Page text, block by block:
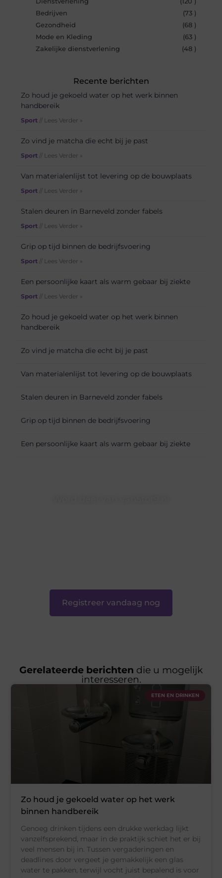
Bedrijven
(73 )
Gezondheid
(68 )
Mode en Kleding
(63 )
Zakelijke dienstverlening
(48 )
Recente berichten
Zo houd je gekoeld water op het werk binnen
handbereik
Sport // Lees Verder »
Zo vind je matcha die echt bij je past
Sport // Lees Verder »
Van materialenlijst tot levering op de bouwplaats
Sport // Lees Verder »
Stalen deuren in Barneveld zonder fabels
Sport // Lees Verder »
Grip op tijd binnen de bedrijfsvoering
Sport // Lees Verder »
Een persoonlijke kaart als warm gebaar bij ziekte
Sport // Lees Verder »
Zo houd je gekoeld water op het werk binnen
handbereik
Zo vind je matcha die echt bij je past
Van materialenlijst tot levering op de bouwplaats
Stalen deuren in Barneveld zonder fabels
Grip op tijd binnen de bedrijfsvoering
Een persoonlijke kaart als warm gebaar bij ziekte
Registreer vandaag nog
Gerelateerde berichten die u mogelijk
interesseren.
ETEN EN DRINKEN
Zo houd je gekoeld water op het werk
binnen handbereik
Genoeg drinken tijdens een drukke werkdag lijkt
vanzelfsprekend, maar in de praktijk schiet het er bij
veel mensen bij in. Tussen vergaderingen en
deadlines door vergeet je gemakkelijk een glas
water te pakken, terwijl vocht juist bepalend is voor